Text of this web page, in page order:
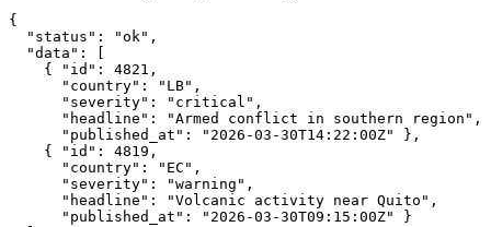
{
"status" : "ok" ,
"data" : [
    {
"id" : 4821 ,
"country" : "LB" ,
"severity" : "critical" ,
"headline" : "Armed conflict in southern region" ,
"published_at" : "2026-03-30T14:22:00Z"
},
    {
"id" : 4819 ,
"country" : "EC" ,
"severity" : "warning" ,
"headline" : "Volcanic activity near Quito" ,
"published_at" : "2026-03-30T09:15:00Z"
}